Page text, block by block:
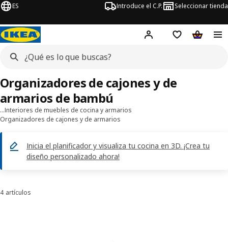
ES Introduce el C.P. Seleccionar tienda
Hej! Iniciar sesión
Lista de deseos
Carrito
…Interiores de muebles de cocina y armarios
Organizadores de cajones y de armarios
Inicia el planificador y visualiza tu cocina en 3D. ¡Crea tu
diseño personalizado ahora!
Organizadores de cajones y de
armarios de bambú
Ordenar y filtrar
4 artículos